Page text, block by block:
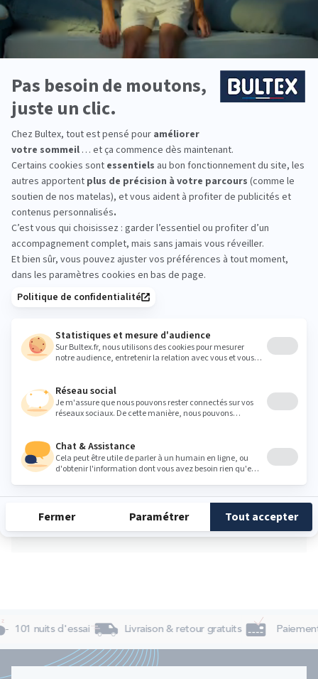
du souple au très ferme. Associé au sommier
adapté, votre ensemble offre un soutien
homogène et un confort qui restent stables dans
Vous équipez la chambre principale, une chambre
d’ami ou la chambre des enfants ? Les solutions
Bultex couvrent tous les usages de la famille, avec
des formats et conforts variés.
*Marque la plus détenue : 18 599 personnes
interrogées de février 2019 à mars 2025. Institut
LA COMPAGNIE DU LIT
PARIS 1ER : essayez avant
d’acheter
Prenez le temps d’essayer en magasin : comparez
plusieurs fermetés, allongez‑vous quelques
minutes sur différents matelas et validez vos
sensations avant de faire votre choix.
paris01@lacompagniedulit.com
Mardi 10:00 - 19:00
Jeudi 10:00 - 19:00
Vendredi 10:00 - 19:00
Dimanche 10:00 - 19:00
101 nuits d'essai Livraison & retour gratuits